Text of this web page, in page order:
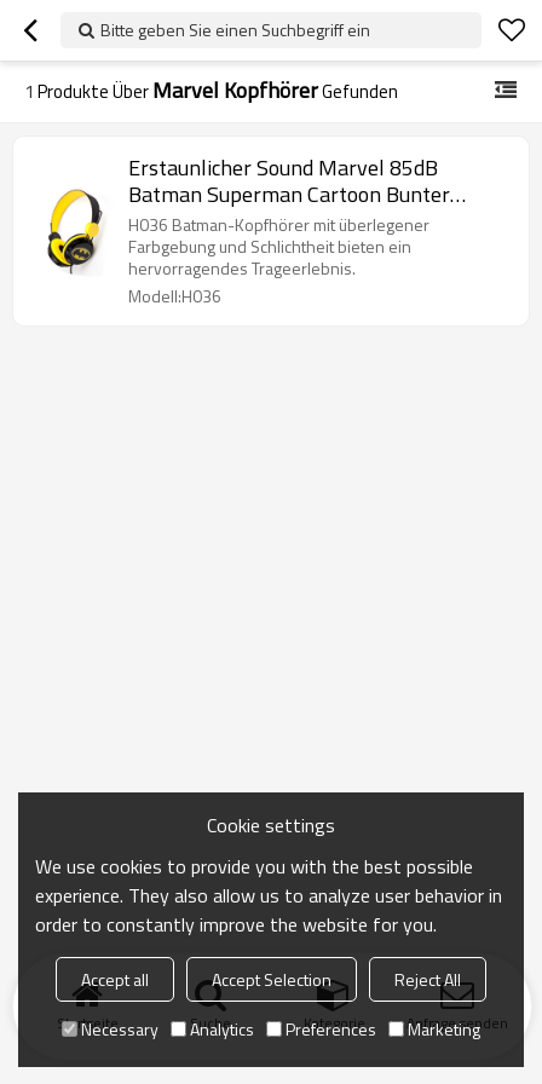
Bitte geben Sie einen Suchbegriff ein
1 Produkte ÜberMarvel KopfhörerGefunden
Erstaunlicher Sound Marvel 85dB
Batman Superman Cartoon Bunter
Kopfhörer
H036 Batman-Kopfhörer mit überlegener
Farbgebung und Schlichtheit bieten ein
hervorragendes Trageerlebnis.
Modell:H036
Startseite Suche Kategorie Anfrage senden
Cookie settings
We use cookies to provide you with the best possible
experience. They also allow us to analyze user behavior in
order to constantly improve the website for you.
Accept all Accept Selection
Reject All
Necessary
Analytics Preferences Marketing